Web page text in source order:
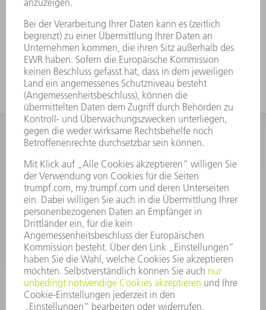
Die Arbeitszonen sind lasergehärtet.
Werkzeug-Modifikationen sind auf
Wunsch erhältlich.
Auch geeignet zum Falzen mit FEV
INFORMATION
Häufig gestellte Fragen
Allgemeine Geschäftsbedingungen
KONTAKT
After Sales
+43722160396550
Mo - Do: 08:00 -17:30 Uhr
Fr: 08:00 -16:30 Uhr
ersatzteile@at.trumpf.com